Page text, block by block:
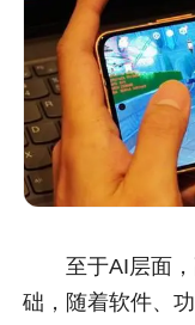
至于AI层面，
础，随着软件、